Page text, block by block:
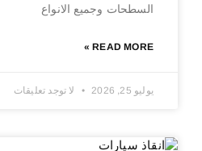
السطحات وجميع الانواع
READ MORE »
يوليو 25, 2026 لا توجد تعليقات